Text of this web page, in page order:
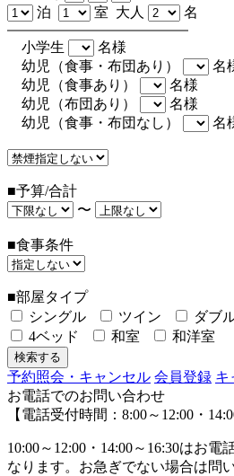
泊
室 大人 名
小学生
名様
幼児（食事・布団あり）
名
幼児（食事あり）
名様
幼児（布団あり）
名様
幼児（食事・布団なし）
名
■予算/合計
〜
■食事条件
■部屋タイプ
シングル
ツイン ダブ
4ベッド
和室 和洋室
予約照会・キャンセル 会員登録 キ
お電話でのお問い合わせ
【電話受付時間：8:00～12:00・
10:00～12:00・14:00～16:30はお電
なります。お急ぎでない場合は問